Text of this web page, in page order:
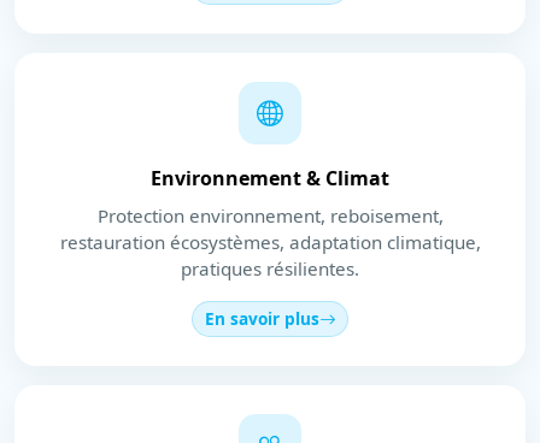
Environnement & Climat
Protection environnement, reboisement,
restauration écosystèmes, adaptation climatique,
pratiques résilientes.
En savoir plus